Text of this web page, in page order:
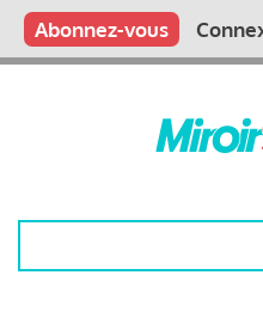
Aller
contenu
Main
Qui sommes nous ?
Vous publiez
Nous publions
Contactez-nous
Abonnez-vous